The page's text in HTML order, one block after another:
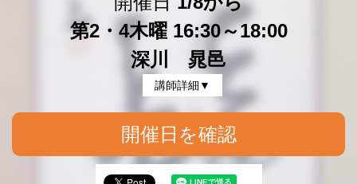
第2・4木曜 16:30～18:00
深川 晁邑
講師詳細▼
開催日を確認